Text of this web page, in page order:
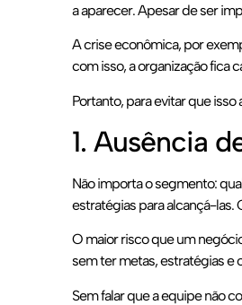
a aparecer. Apesar de ser
A crise econômica, por
com isso, a organização fica
Portanto, para evitar que
1. Ausência
Não importa o segmento:
estratégias para alcançá-las.
O maior risco que um
sem ter metas, estratégias e
Sem falar que a equipe não